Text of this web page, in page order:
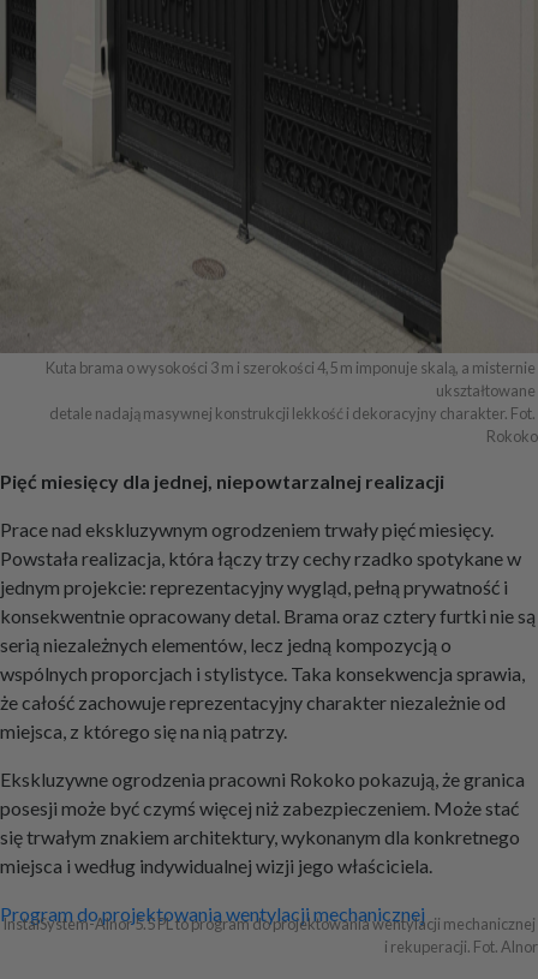
Kuta brama o wysokości 3 m i szerokości 4,5 m imponuje skalą, a misternie
ukształtowane
detale nadają masywnej konstrukcji lekkość i dekoracyjny charakter. Fot.
Rokoko
Pięć miesięcy dla jednej, niepowtarzalnej realizacji
Prace nad ekskluzywnym ogrodzeniem trwały pięć miesięcy.
Powstała realizacja, która łączy trzy cechy rzadko spotykane w
jednym projekcie: reprezentacyjny wygląd, pełną prywatność i
konsekwentnie opracowany detal. Brama oraz cztery furtki nie są
serią niezależnych elementów, lecz jedną kompozycją o
wspólnych proporcjach i stylistyce. Taka konsekwencja sprawia,
że całość zachowuje reprezentacyjny charakter niezależnie od
miejsca, z którego się na nią patrzy.
Ekskluzywne ogrodzenia pracowni Rokoko pokazują, że granica
posesji może być czymś więcej niż zabezpieczeniem. Może stać
się trwałym znakiem architektury, wykonanym dla konkretnego
miejsca i według indywidualnej wizji jego właściciela.
Nawigacja
Program do projektowania wentylacji mechanicznej
InstalSystem-Alnor 5.5 PL to program do projektowania wentylacji mechanicznej
i rekuperacji. Fot. Alnor